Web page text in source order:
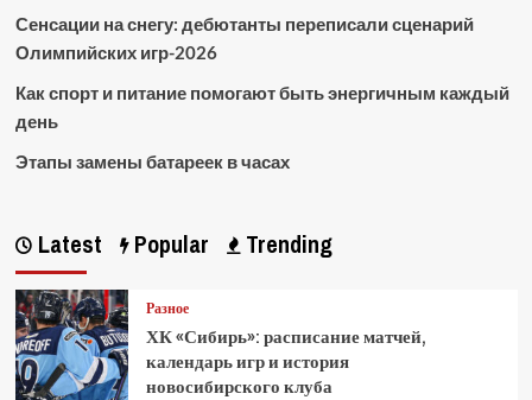
Сенсации на снегу: дебютанты переписали сценарий
Олимпийских игр-2026
Как спорт и питание помогают быть энергичным каждый
день
Этапы замены батареек в часах
Latest Popular Trending
Разное
ХК «Сибирь»: расписание матчей,
календарь игр и история
новосибирского клуба